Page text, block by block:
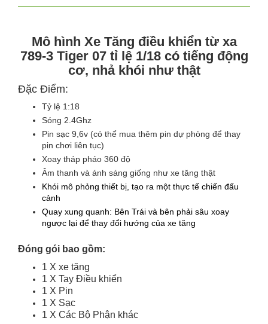
Mô hình Xe Tăng điều khiển từ xa
789-3 Tiger 07 tỉ lệ 1/18 có tiếng động
cơ, nhả khói như thật
Đặc Điểm:
Tỷ lệ 1:18
Sóng 2.4Ghz
Pin sạc 9,6v (có thể mua thêm pin dự phòng để thay
pin chơi liên tục)
Xoay tháp pháo 360 độ
Âm thanh và ánh sáng giống như xe tăng thật
Khói mô phỏng thiết bị, tạo ra một thực tế chiến đấu
cảnh
Quay xung quanh: Bên Trái và bên phải sâu xoay
ngược lại để thay đổi hướng của xe tăng
Đóng gói bao gồm:
1 X xe tăng
1 X Tay Điều khiển
1 X Pin
1 X Sạc
1 X Các Bộ Phận khác